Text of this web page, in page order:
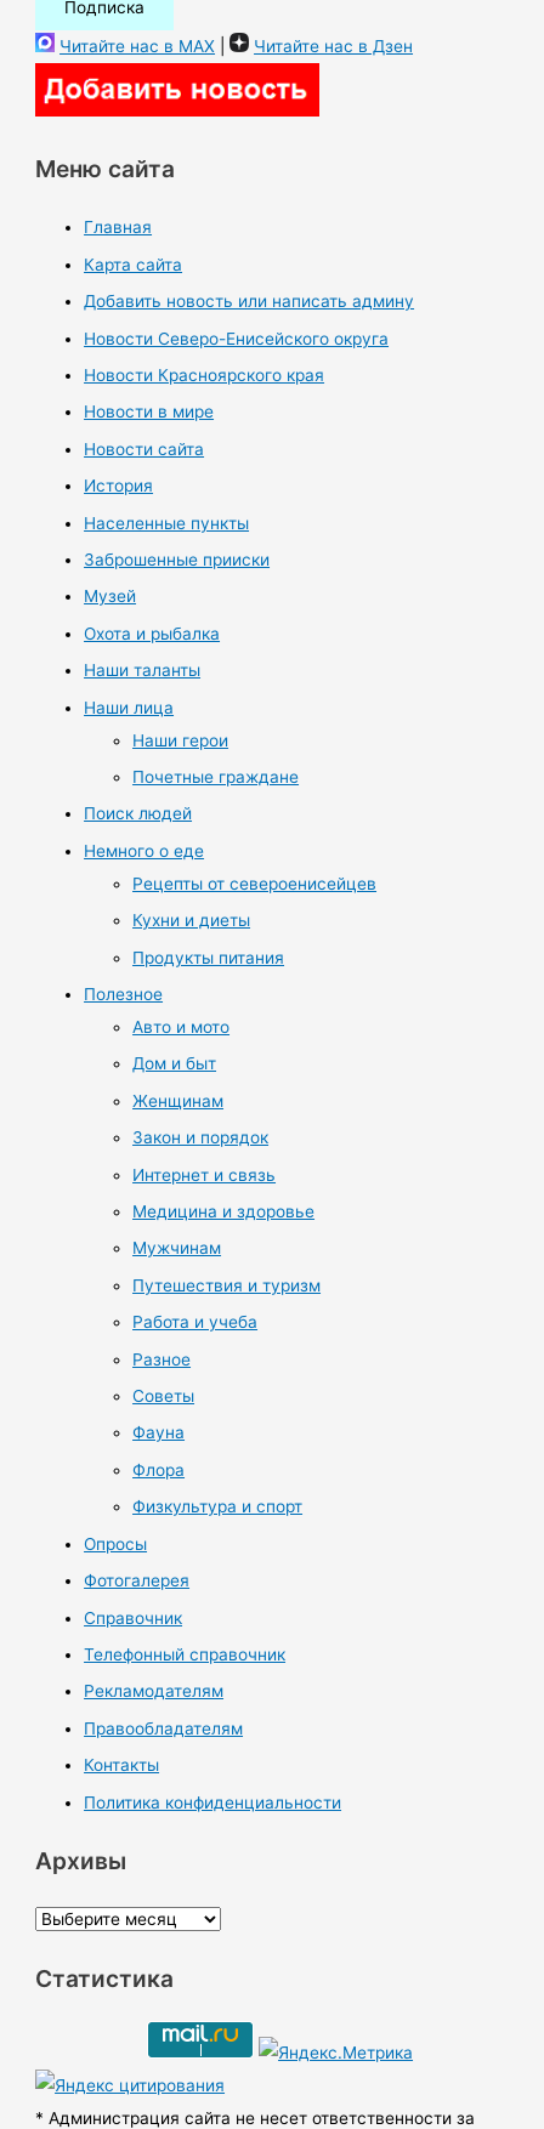
Читайте нас в MAX | Читайте нас в Дзен
Меню сайта
Главная
Карта сайта
Добавить новость или написать админу
Новости Северо-Енисейского округа
Новости Красноярского края
Новости в мире
Новости сайта
История
Населенные пункты
Заброшенные прииски
Музей
Охота и рыбалка
Наши таланты
Наши лица
Наши герои
Почетные граждане
Поиск людей
Немного о еде
Рецепты от североенисейцев
Кухни и диеты
Продукты питания
Полезное
Авто и мото
Дом и быт
Женщинам
Закон и порядок
Интернет и связь
Медицина и здоровье
Мужчинам
Путешествия и туризм
Работа и учеба
Разное
Советы
Фауна
Флора
Физкультура и спорт
Опросы
Фотогалерея
Справочник
Телефонный справочник
Рекламодателям
Правообладателям
Контакты
Политика конфиденциальности
Архивы
А
х
ы
Статистика
* Администрация сайта не несет ответственности за